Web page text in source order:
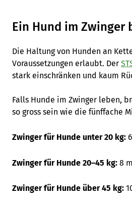
Ein Hund im Zwinger
Die Haltung von Hunden an
Voraussetzungen erlaubt. Der
stark einschränken und kaum
Falls Hunde im Zwinger leben,
so gross sein wie die fünffache
Zwinger für Hunde unter 20 kg:
Zwinger für Hunde 20–45 kg: 8 m
Zwinger für Hunde über 45 kg: